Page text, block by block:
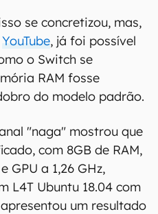
se concretizou, mas,
YouTube, já foi possível
o Switch se
RAM fosse
do modelo padrão.
"naga" mostrou que
com 8GB de RAM,
GPU a 1,26 GHz,
L4T Ubuntu 18.04 com
um resultado